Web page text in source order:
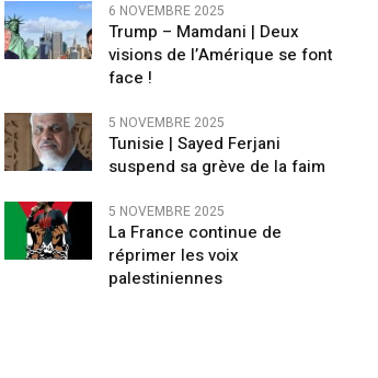
6 NOVEMBRE 2025
Trump – Mamdani | Deux
visions de l’Amérique se font
face !
5 NOVEMBRE 2025
Tunisie | Sayed Ferjani
suspend sa grève de la faim
5 NOVEMBRE 2025
La France continue de
réprimer les voix
palestiniennes